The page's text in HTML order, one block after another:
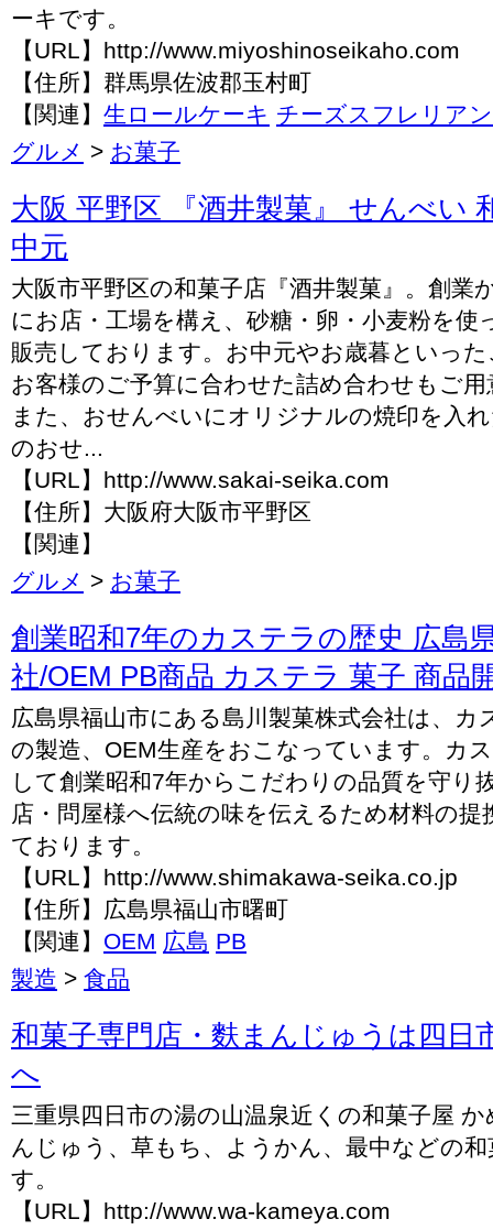
ーキです。
【URL】http://www.miyoshinoseikaho.com
【住所】群馬県佐波郡玉村町
【関連】 生ロールケーキ チーズスフレリアン
グルメ > お菓子
大阪 平野区 『酒井製菓』 せんべい
中元
大阪市平野区の和菓子店『酒井製菓』。創業
にお店・工場を構え、砂糖・卵・小麦粉を使
販売しております。お中元やお歳暮といっ
お客様のご予算に合わせた詰め合わせもご
また、おせんべいにオリジナルの焼印を入
のおせ...
【URL】http://www.sakai-seika.com
【住所】大阪府大阪市平野区
【関連】
グルメ > お菓子
創業昭和7年のカステラの歴史 広島
社/OEM PB商品 カステラ 菓子 商品
広島県福山市にある島川製菓株式会社は、カ
の製造、OEM生産をおこなっています。カ
して創業昭和7年からこだわりの品質を守り
店・問屋様へ伝統の味を伝えるため材料の提
ております。
【URL】http://www.shimakawa-seika.co.jp
【住所】広島県福山市曙町
【関連】 OEM 広島 PB
製造 > 食品
和菓子専門店・麩まんじゅうは四日
へ
三重県四日市の湯の山温泉近くの和菓子屋
んじゅう、草もち、ようかん、最中などの
す。
【URL】http://www.wa-kameya.com